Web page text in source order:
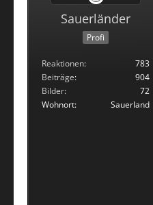
Sauerländer
Profi
Reaktionen
783
Beiträge
904
Bilder
72
Wohnort
Sauerland